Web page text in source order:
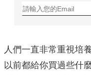
人們一直非常重視培
以前都給你買過些什